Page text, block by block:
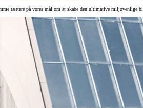
tættere på vores mål om at skabe den ultimative miljøvenlige